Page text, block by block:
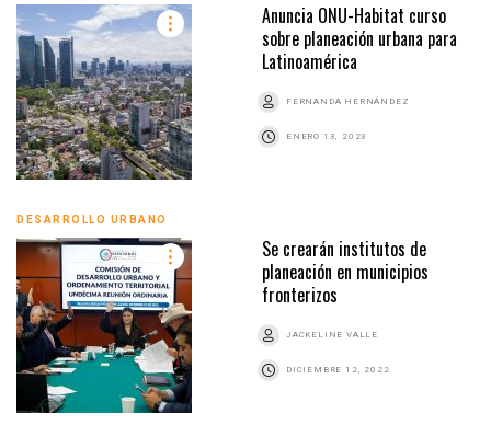
Anuncia ONU-Habitat curso
sobre planeación urbana para
Latinoamérica
FERNANDA HERNÁNDEZ
ENERO 13, 2023
DESARROLLO URBANO
Se crearán institutos de
planeación en municipios
fronterizos
JACKELINE VALLE
DICIEMBRE 12, 2022